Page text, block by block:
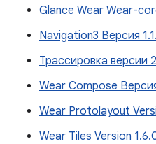
Glance Wear Wear-
Navigation3 Версия
Трассировка версии
Wear Compose
Wear Protolayout
Wear Tiles Version